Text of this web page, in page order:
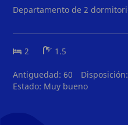
Departamento de 2
2 1.5
Antiguedad:60 Disposición:
Estado: Muy bueno